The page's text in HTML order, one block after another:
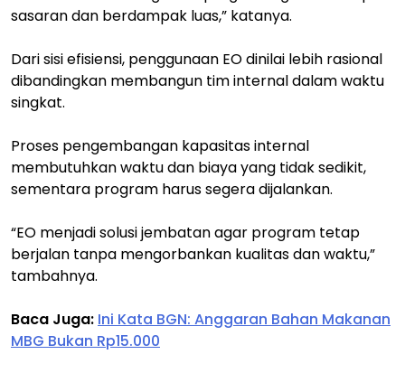
sasaran dan berdampak luas,” katanya.
Dari sisi efisiensi, penggunaan EO dinilai lebih rasional
dibandingkan membangun tim internal dalam waktu
singkat.
Proses pengembangan kapasitas internal
membutuhkan waktu dan biaya yang tidak sedikit,
sementara program harus segera dijalankan.
“EO menjadi solusi jembatan agar program tetap
berjalan tanpa mengorbankan kualitas dan waktu,”
tambahnya.
Baca Juga: Ini Kata BGN: Anggaran Bahan Makanan
MBG Bukan Rp15.000